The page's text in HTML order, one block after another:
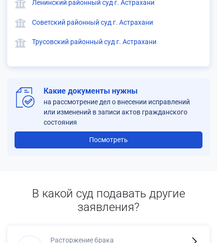
Ленинский районный суд г. Астрахани
Советский районный суд г. Астрахани
Трусовский районный суд г. Астрахани
Какие документы нужны
на рассмотрение дел о внесении исправлений
или изменений в записи актов гражданского
состояния
Посмотреть
В какой суд подавать другие
заявления?
Расторжение брака